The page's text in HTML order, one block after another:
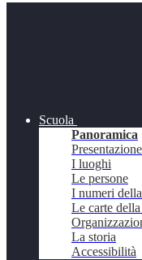
Scuola
Panoramica
Presentazione
I luoghi
Le persone
I numeri
Le carte
La storia
Accessibilità